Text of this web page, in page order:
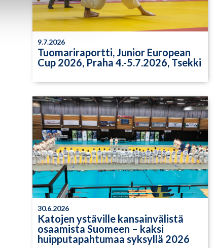
9.7.2026
Tuomariraportti, Junior European
Cup 2026, Praha 4.-5.7.2026, Tsekki
30.6.2026
Katojen ystäville kansainvälistä
osaamista Suomeen – kaksi
huipputapahtumaa syksyllä 2026